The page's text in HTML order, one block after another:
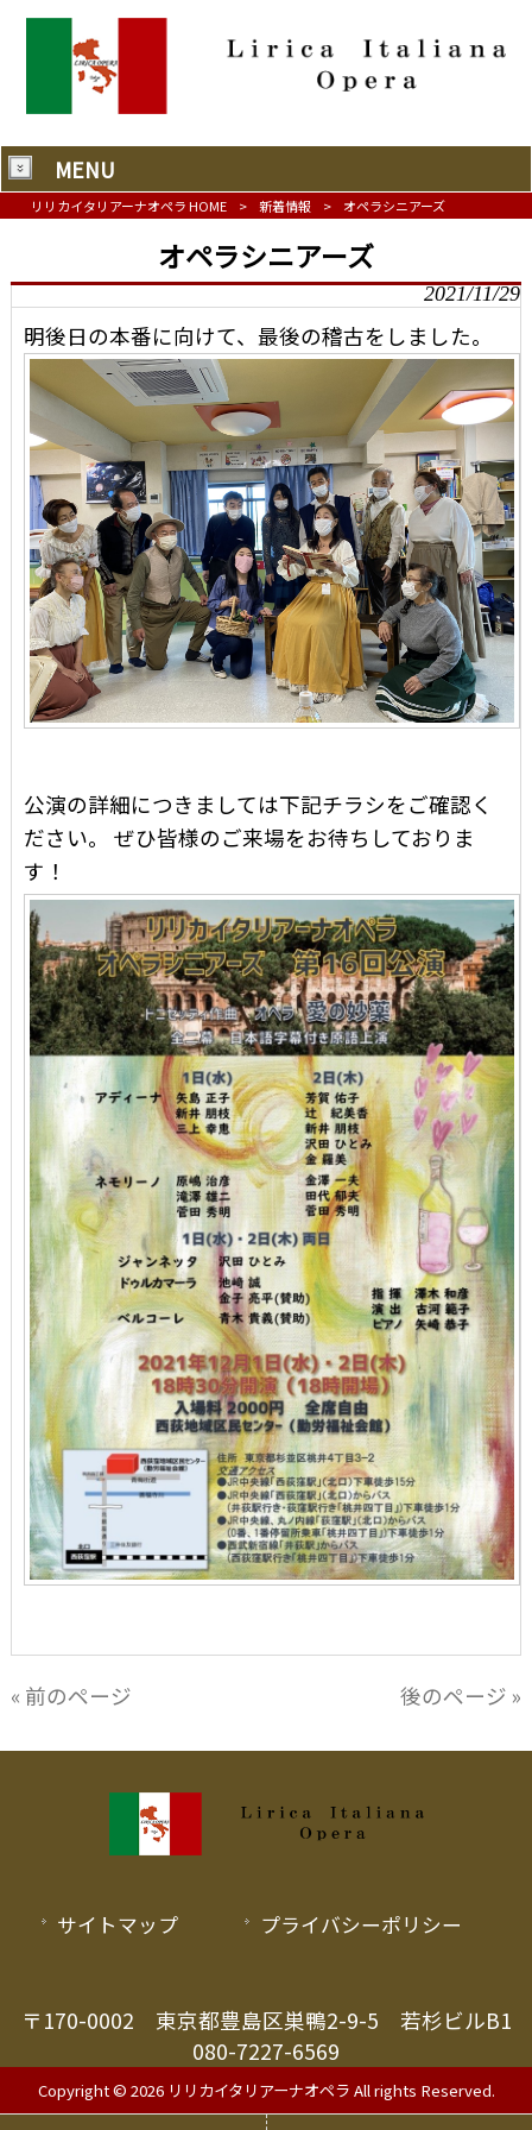
MENU
リリカイタリアーナオペラ HOME > 新着情報 > オペラシニアーズ
オペラシニアーズ
2021/11/29
明後日の本番に向けて、最後の稽古をしました。
公演の詳細につきましては下記チラシをご確認く
ださい。 ぜひ皆様のご来場をお待ちしておりま
す！
« 前のページ 後のページ »
サイトマップ プライバシーポリシー
〒170-0002 東京都豊島区巣鴨2-9-5 若杉ビルB1
080-7227-6569
Copyright © 2026 リリカイタリアーナオペラ All rights Reserved.